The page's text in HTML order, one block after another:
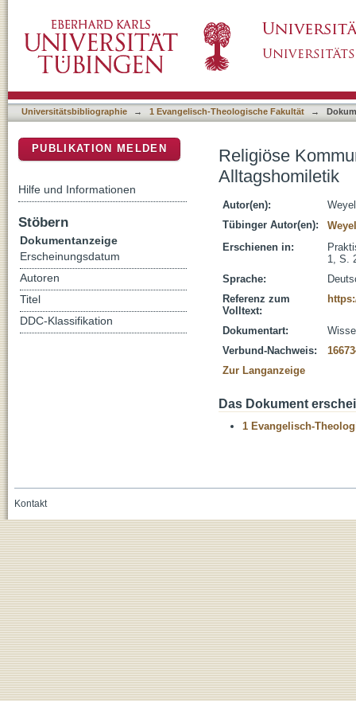
Universitätsbibliographie → 1 Evangelisch-Theologische Fakultät →
Religiöse
Alltagshomiletik
Autor(en):
Tübinger Autor(en):
Erschienen in:
1, S.
Sprache:
Referenz zum
Volltext:
Dokumentart:
Verbund-Nachweis:
Zur Langanzeige
Das Dokument
1 Evangelisch-
PUBLIKATION MELDEN
Hilfe und Informationen
Stöbern
Dokumentanzeige
Erscheinungsdatum
Autoren
Titel
DDC-Klassifikation
Kontakt